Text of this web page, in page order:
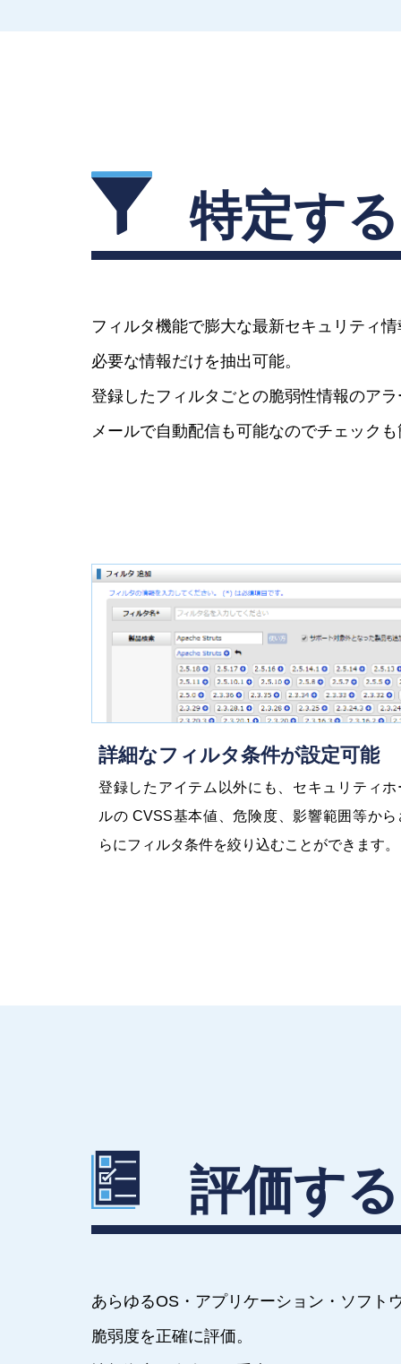
特定する
フィルタ機能で膨大な最新セキュリティ
必要な情報だけを抽出可能。
登録したフィルタごとの脆弱性情報のア
メールで自動配信も可能なのでチェック
詳細なフィルタ条件が設定可能
登録したアイテム以外にも、セキュリティホ
ルの CVSS基本値、危険度、影響範囲等から
らにフィルタ条件を絞り込むことができます。
評価する
あらゆるOS・アプリケーション・ソフト
脆弱度を正確に評価。